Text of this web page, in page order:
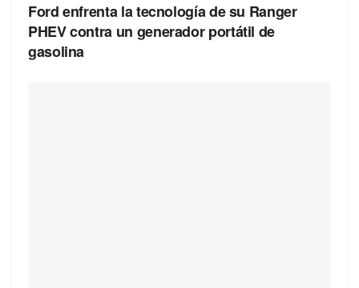
Ford enfrenta la tecnología de su Ranger
PHEV contra un generador portátil de
gasolina